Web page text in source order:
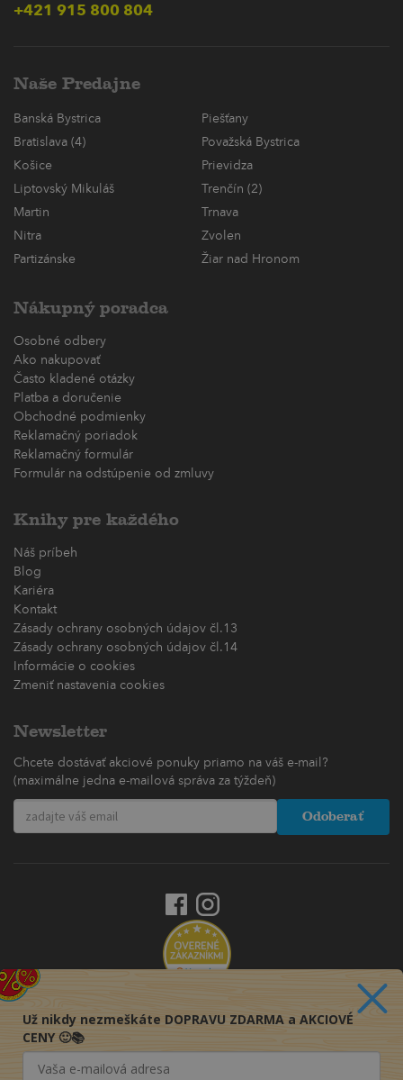
+421 915 800 804
Naše Predajne
Banská Bystrica
Piešťany
Bratislava (4)
Považská Bystrica
Košice
Prievidza
Liptovský Mikuláš
Trenčín (2)
Martin
Trnava
Nitra
Zvolen
Partizánske
Žiar nad Hronom
Nákupný poradca
Osobné odbery
Ako nakupovať
Často kladené otázky
Platba a doručenie
Obchodné podmienky
Reklamačný poriadok
Reklamačný formulár
Formulár na odstúpenie od zmluvy
Knihy pre každého
Náš príbeh
Blog
Kariéra
Kontakt
Zásady ochrany osobných údajov čl.13
Zásady ochrany osobných údajov čl.14
Informácie o cookies
Zmeniť nastavenia cookies
Newsletter
Chcete dostávať akciové ponuky priamo na váš e-mail?
(maximálne jedna e-mailová správa za týždeň)
Odoberať
Už nikdy nezmeškáte DOPRAVU ZDARMA a AKCIOVÉ
CENY 🙂📚